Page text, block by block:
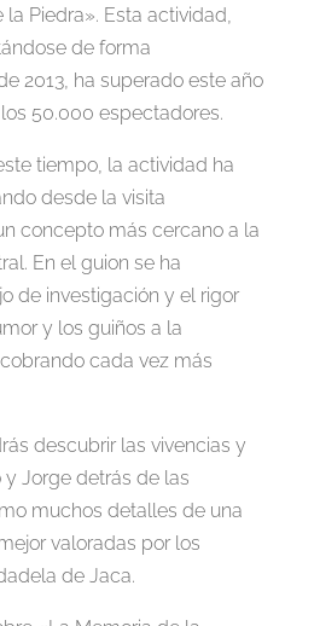
Piedra». Esta actividad,
de forma
2013, ha superado este año
50.000 espectadores.
tiempo, la actividad ha
desde la visita
concepto más cercano a la
En el guion se ha
de investigación y el rigor
y los guiños a la
cada vez más
descubrir las vivencias y
Jorge detrás de las
muchos detalles de una
valoradas por los
de Jaca.